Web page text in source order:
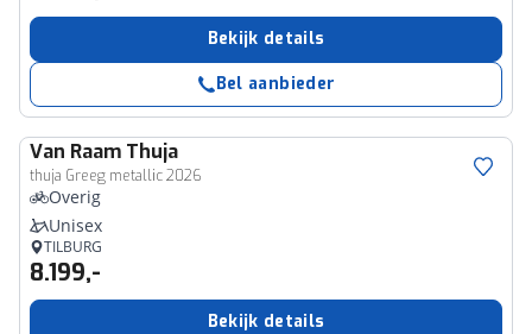
Bekijk details
Bel aanbieder
Van Raam Thuja
thuja Greeg metallic 2026
Overig
Unisex
TILBURG
8.199,-
Bekijk details